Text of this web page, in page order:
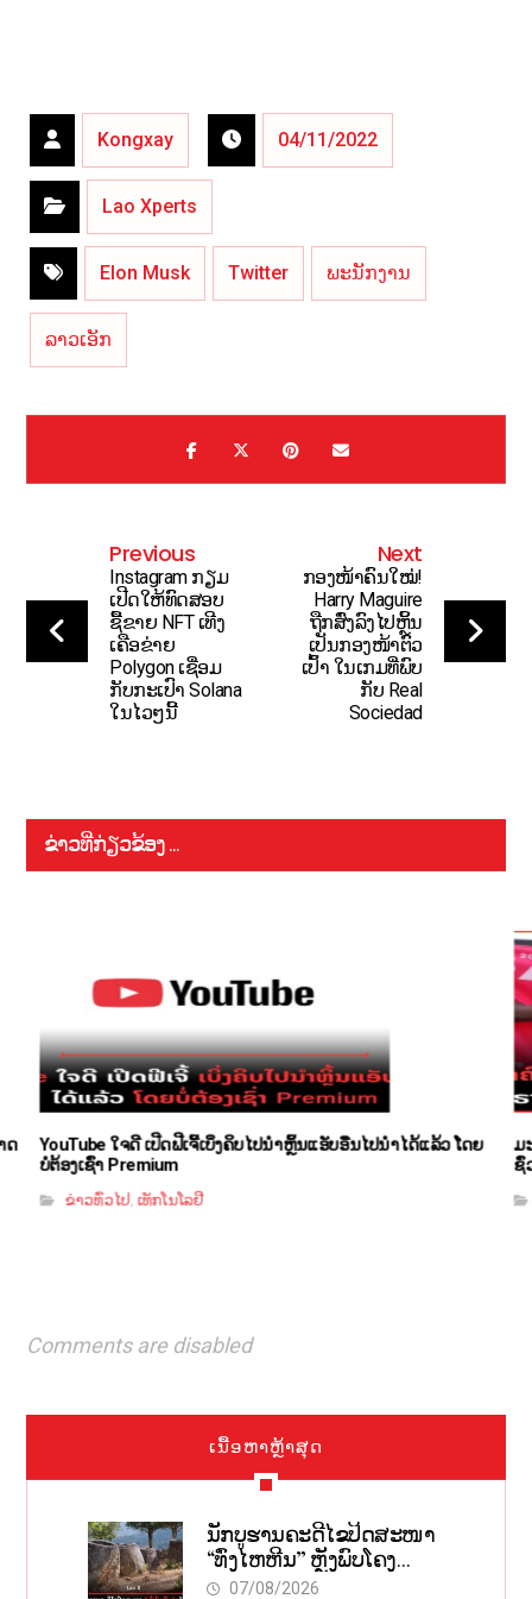
Kongxay 04/11/2022
Lao Xperts
Elon Musk Twitter ພະນັກງານ
ລາວເອັກ
Previous
Instagram ກຽມ
ເປີດໃຫ້ທົດສອບ
ຊື້ຂາຍ NFT ເທີງ
ເຄືອຂ່າຍ
Polygon ເຊື່ອມ
ກັບກະເປົາ Solana
ໃນໄວໆນີ້
Next
ກອງໜ້າຄົນໃໝ່!
Harry Maguire
ຖືກສົ່ງລົງໄປຫຼິ້ນ
ເປັນກອງໜ້າຕົວ
ເປົ້າ ໃນເກມທີ່ພົບ
ກັບ Real
Sociedad
ຂ່າວທີ່ກ່ຽວຂ້ອງ ...
ດ YouTube ໃຈດີ ເປີດຟີເຈີ້ເບິ່ງຄິບໄປນຳຫຼິ້ນແອັບອື່ນໄປນຳໄດ້ແລ້ວ ໂດຍ
ບໍ່ຕ້ອງເຊົ່າ Premium
ຂ່າວທົ່ວໄປ ເທັກໂນໂລຢີ
ມ
ຊົ່
Comments are disabled
ເນື້ອຫາຫຼ້າສຸດ
ນັກບູຮານຄະດີໄຂປິດສະໜາ
“ທົ່ງໄຫຫີນ” ຫຼັງພົບໂຄງ
ກະດູກ 37 ຄົນໃນຫີນຍັກ
07/08/2026